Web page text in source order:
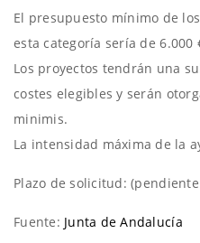
El presupuesto mínimo de
esta categoría sería de 6.000
Los proyectos tendrán una
costes elegibles y serán
minimis.
La intensidad máxima de la
Plazo de solicitud:
Fuente: Junta de Andalucía